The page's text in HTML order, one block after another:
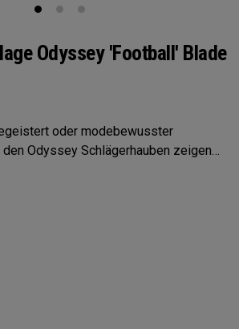
Odyssey 'Football' Blade
oder modebewusster
Odyssey Schlägerhauben zeigen